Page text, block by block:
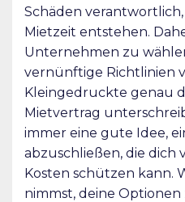
Schäden
Mietzeit entstehen.
Unternehmen zu
vernünftige Richtlinien
Kleingedruckte genau
Mietvertrag
immer eine gute Idee,
abzuschließen, die dich
Kosten schützen kann.
nimmst, deine